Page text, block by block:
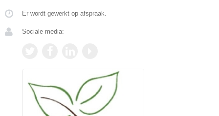
Er wordt gewerkt op afspraak.
Sociale media: